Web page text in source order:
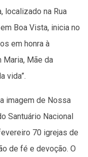
localizado na Rua
Boa Vista, inicia no
em honra à
Maria, Mãe da
vida”.
imagem de Nossa
Santuário Nacional
70 igrejas de
de fé e devoção. O